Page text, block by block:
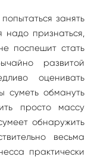
занять
признаться,
поспешит стать
развитой
оценивать
суметь обмануть
просто массу
обнаружить
весьма
практически